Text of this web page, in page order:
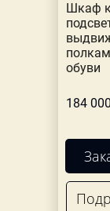
Шкаф
обуви
184